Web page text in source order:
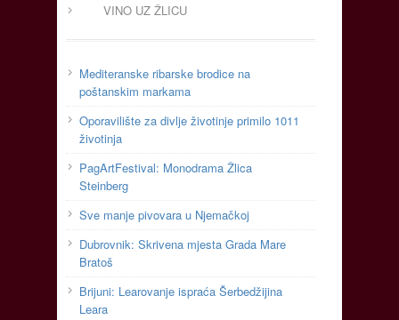
VINO UZ ŽLICU
Mediteranske ribarske brodice na
poštanskim markama
Oporavilište za divlje životinje primilo 1011
životinja
PagArtFestival: Monodrama Žlica
Steinberg
Sve manje pivovara u Njemačkoj
Dubrovnik: Skrivena mjesta Grada Mare
Bratoš
Brijuni: Learovanje ispraća Šerbedžijina
Leara